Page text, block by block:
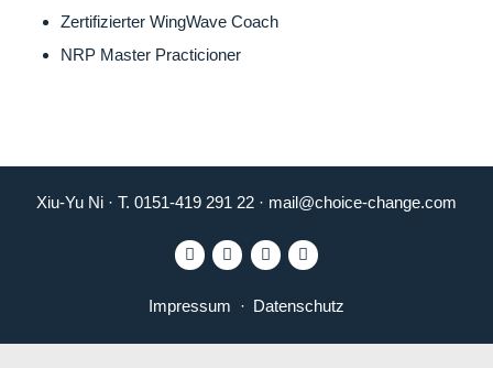
Zertifizierter WingWave Coach
NRP Master Practicioner
Xiu-Yu Ni · T. 0151-419 291 22 · mail@choice-change.com
Impressum Datenschutz